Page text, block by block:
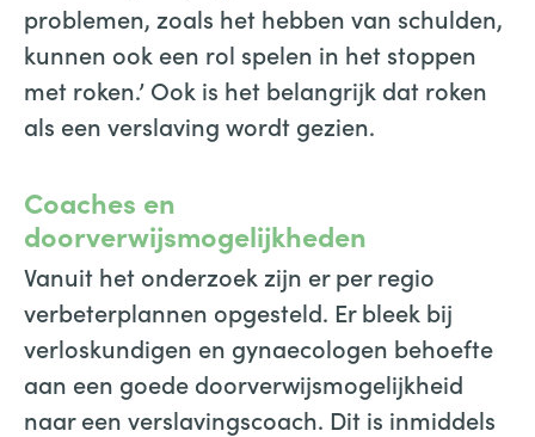
problemen, zoals het hebben van schulden,
kunnen ook een rol spelen in het stoppen
met roken.’ Ook is het belangrijk dat roken
als een verslaving wordt gezien.
Coaches en
doorverwijsmogelijkheden
Vanuit het onderzoek zijn er per regio
verbeterplannen opgesteld. Er bleek bij
verloskundigen en gynaecologen behoefte
aan een goede doorverwijsmogelijkheid
naar een verslavingscoach. Dit is inmiddels